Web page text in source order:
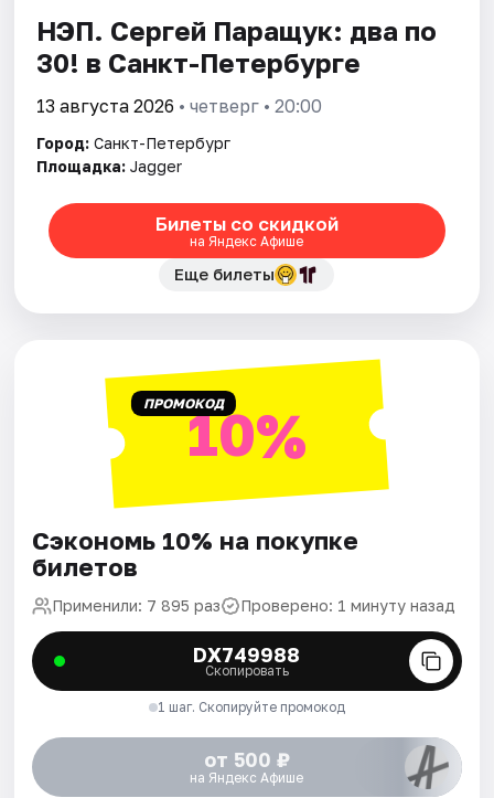
Площадки
Артисты
Рейтинги
НЭП. Сергей Паращук: два по
30! в Санкт-Петербурге
13 августа 2026 • четверг • 20:00
Город: Санкт-Петербург
Площадка: Jagger
Билеты со скидкой
на Яндекс Афише
Еще билеты
ПРОМОКОД10%
Сэкономь 10% на покупке
билетов
Применили: 7 895 раз Проверено: 1 минуту назад
DX749988
Скопировать
1 шаг. Скопируйте промокод
от 500 ₽
на Яндекс Афише